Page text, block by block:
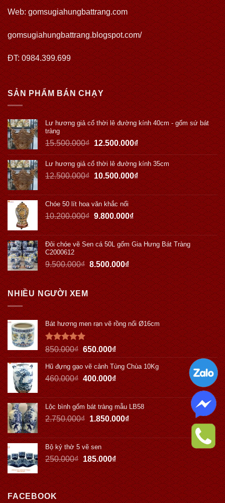
Web:gomsugiahungbattrang.com
gomsugiahungbattrang.blogspot.com/
ĐT: 0984.399.699
SẢN PHẨM BÁN CHẠY
Lư hương giả cổ thời lê đường kính 40cm - gốm sứ bát
tràng
15.500.000₫ 12.500.000₫
Lư hương giả cổ thời lê đường kính 35cm
12.500.000₫ 10.500.000₫
Chóe 50 lít hoa văn khắc nổi
10.200.000₫ 9.800.000₫
Đôi chóe vẽ Sen cá 50L gốm Gia Hưng Bát Tràng
C2000612
9.500.000₫ 8.500.000₫
NHIỀU NGƯỜI XEM
Bát hương men rạn vẽ rồng nổi Ø16cm
Được xếp
hạng5.00
5 sao
850.000₫ 650.000₫
Hũ đựng gạo vẽ cảnh Tùng Chùa 10Kg
460.000₫ 400.000₫
Lộc bình gốm bát tràng mẫu LB58
2.750.000₫ 1.850.000₫
Bộ kỷ thờ 5 vẽ sen
250.000₫ 185.000₫
FACEBOOK